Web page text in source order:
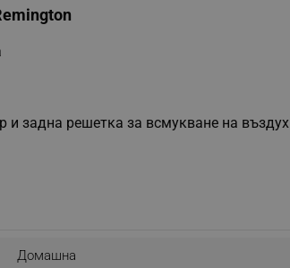
задна решетка за всмукване на въздух
Домашна